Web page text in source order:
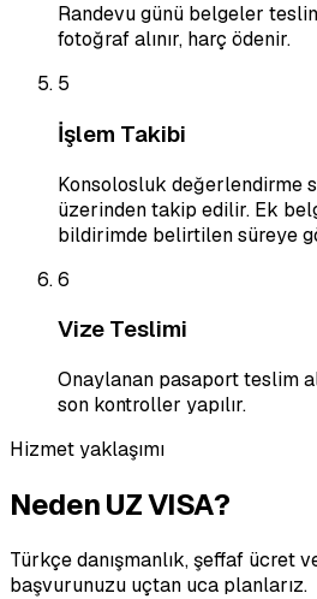
Randevu günü belgeler
fotoğraf alınır, harç ödenir.
5
İşlem Takibi
Konsolosluk değerlendirme
üzerinden takip edilir. Ek
bildirimde belirtilen süreye
6
Vize Teslimi
Onaylanan pasaport teslim
son kontroller yapılır.
Hizmet yaklaşımı
Neden UZ VISA?
Türkçe danışmanlık, şeffaf ücret
başvurunuzu uçtan uca planlarız.